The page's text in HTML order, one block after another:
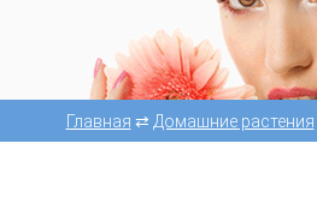
Главная ⇄ Домашние растения